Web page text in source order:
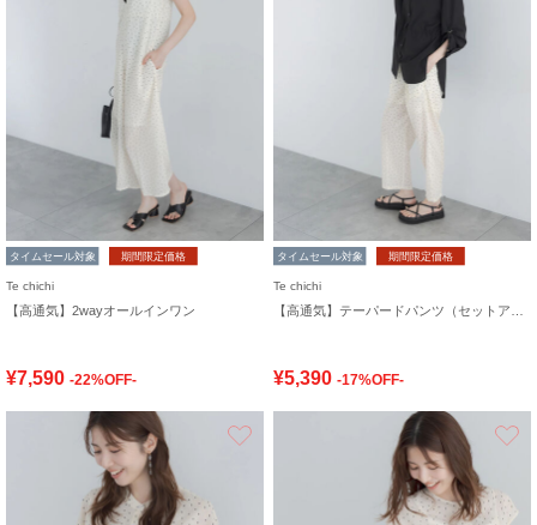
タイムセール対象 期間限定価格
Te chichi
【高通気】2wayオールインワン
¥7,590 -22%OFF-
タイムセール対象 期間限定価格
Te chichi
¥5,390 -17%OFF-